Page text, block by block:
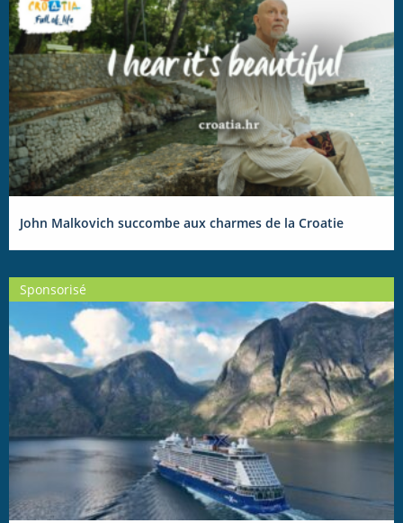
John Malkovich succombe aux charmes de la Croatie
Sponsorisé